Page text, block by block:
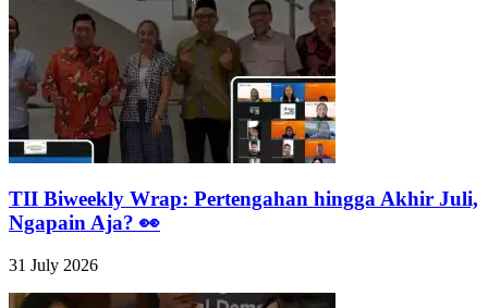
TII Biweekly Wrap: Pertengahan hingga Akhir Juli,
Ngapain Aja? 👀
31 July 2026